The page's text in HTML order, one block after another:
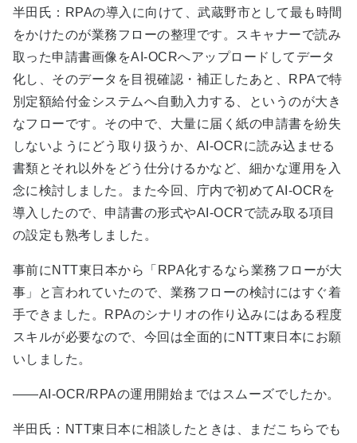
半田氏：RPAの導入に向けて、武蔵野市として最も時間
をかけたのが業務フローの整理です。スキャナーで読み
取った申請書画像をAI-OCRへアップロードしてデータ
化し、そのデータを目視確認・補正したあと、RPAで特
別定額給付金システムへ自動入力する、というのが大き
なフローです。その中で、大量に届く紙の申請書を紛失
しないようにどう取り扱うか、AI-OCRに読み込ませる
書類とそれ以外をどう仕分けるかなど、細かな運用を入
念に検討しました。また今回、庁内で初めてAI-OCRを
導入したので、申請書の形式やAI-OCRで読み取る項目
の設定も熟考しました。
事前にNTT東日本から「RPA化するなら業務フローが大
事」と言われていたので、業務フローの検討にはすぐ着
手できました。RPAのシナリオの作り込みにはある程度
スキルが必要なので、今回は全面的にNTT東日本にお願
いしました。
――AI-OCR/RPAの運用開始まではスムーズでしたか。
半田氏：NTT東日本に相談したときは、まだこちらでも